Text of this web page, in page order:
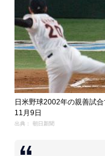
日米野球2002年の親善試
11月9日
出典： 朝日新聞